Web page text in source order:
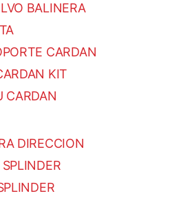
BALINERA
CARDAN
KIT
CARDAN
DIRECCION